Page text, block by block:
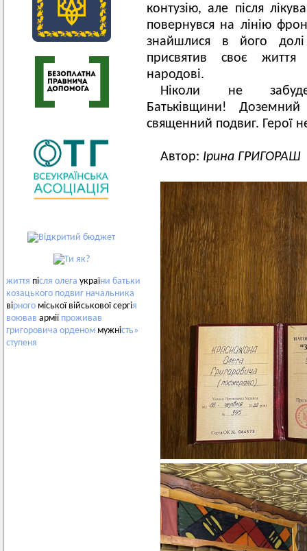
життя після олега україни батьки
козацького подвиг начальника
вірного міської військової сергія
воював армії проживав
григоровича орденом мужність»
ступеня
контузію, але після
повернувся на лінію
знайшлися в його
присвятив своє життя
народові.
Ніколи не
Батьківщини!
священний подвиг. Герої
Автор: Ірина ГРИГОРАШ